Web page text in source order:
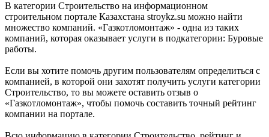
В категории Строительство на информационном
строительном портале Казахстана stroykz.su можно найти
множество компаний. «Газкотломонтаж» - одна из таких
компаний, которая оказывает услуги в подкатегории: Буровые
работы.
Если вы хотите помочь другим пользователям определиться с
компанией, в которой они захотят получить услуги категории
Строительство, то вы можете оставить отзыв о
«Газкотломонтаж», чтобы помочь составить точный рейтинг
компании на портале.